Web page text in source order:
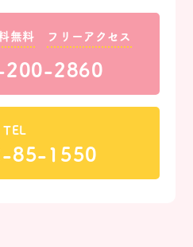
無料 フリーアクセス
2860
TEL
85-1550